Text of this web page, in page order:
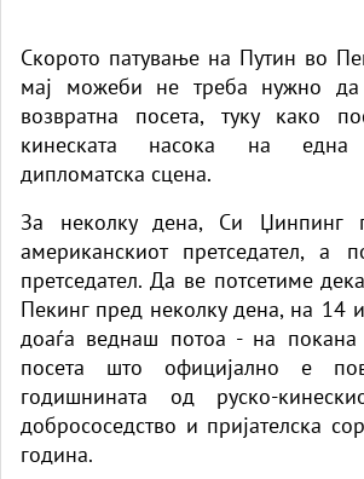
Скорото патување на Путин во
мај можеби не треба нужно
возвратна посета, туку како
кинеската насока на
дипломатска сцена.
За неколку дена, Си Џинпинг
американскиот претседател, а
претседател. Да ве потсетиме
Пекинг пред неколку дена, на 14
доаѓа веднаш потоа - на
посета што официјално е
годишнината од руско-
добрососедство и пријателска
година.